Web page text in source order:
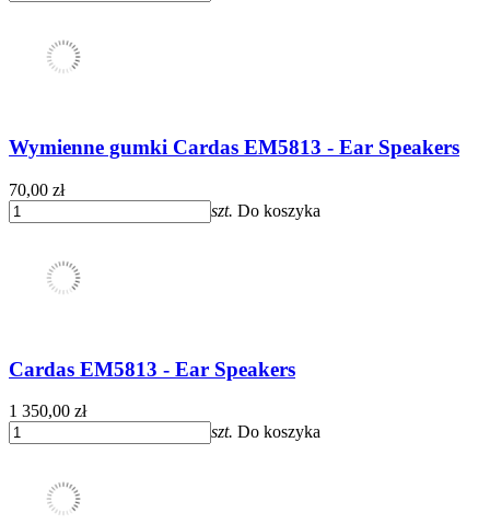
Wymienne gumki Cardas EM5813 - Ear Speakers
70,00 zł
szt. Do koszyka
Cardas EM5813 - Ear Speakers
1 350,00 zł
szt. Do koszyka